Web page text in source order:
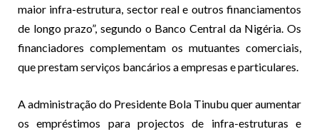
maior infra-estrutura, sector real e outros financiamentos
de longo prazo”, segundo o Banco Central da Nigéria. Os
financiadores complementam os mutuantes comerciais,
que prestam serviços bancários a empresas e particulares.
A administração do Presidente Bola Tinubu quer aumentar
os empréstimos para projectos de infra-estruturas e